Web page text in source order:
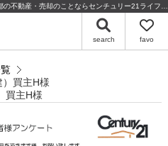
search favo
買主H様
買主H様